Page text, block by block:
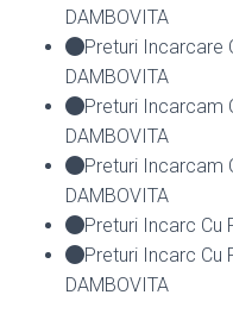
DAMBOVITA
Preturi Incarcare
DAMBOVITA
Preturi Incarcam
DAMBOVITA
Preturi Incarcam
DAMBOVITA
Preturi Incarc Cu
Preturi Incarc Cu
DAMBOVITA